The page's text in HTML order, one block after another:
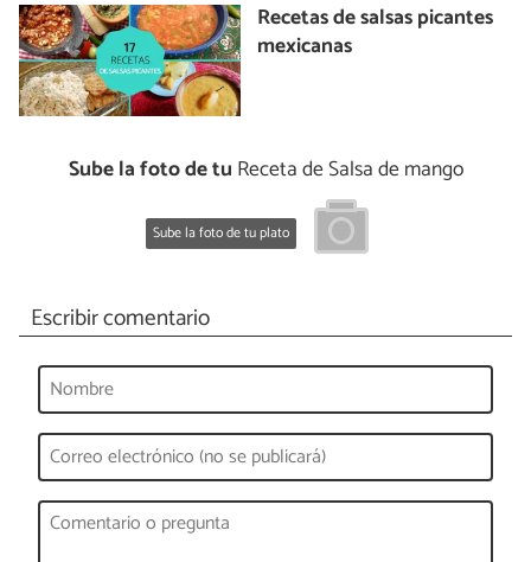
Recetas de salsas picantes
mexicanas
Sube la foto de tu Receta de Salsa de mango
Sube la foto de tu plato
Escribir comentario